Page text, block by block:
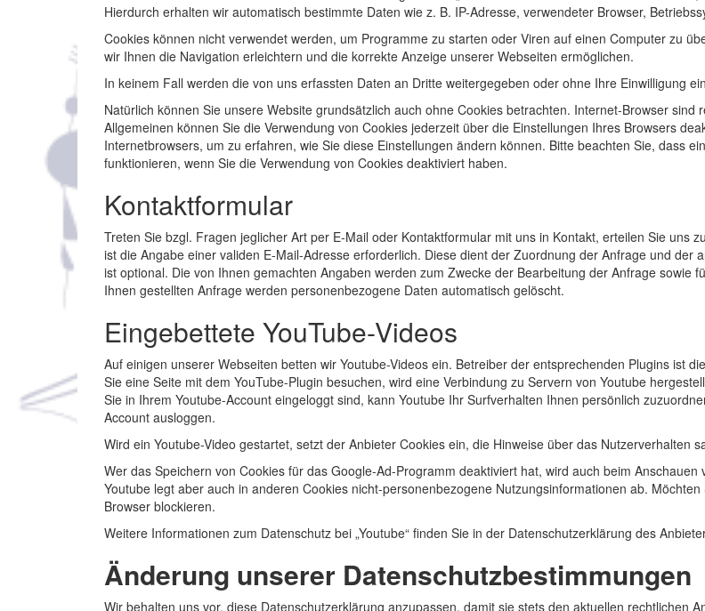
Hierdurch erhalten wir automatisch bestimmte Daten wie z. B. IP-Adresse, verwendeter Browser,
Cookies können nicht verwendet werden, um Programme zu starten oder Viren auf einen Computer zu
wir Ihnen die Navigation erleichtern und die korrekte Anzeige unserer Webseiten ermöglichen.
In keinem Fall werden die von uns erfassten Daten an Dritte weitergegeben oder ohne Ihre Einwilligung
Natürlich können Sie unsere Website grundsätzlich auch ohne Cookies betrachten. Internet-Browser
Allgemeinen können Sie die Verwendung von Cookies jederzeit über die Einstellungen Ihres Browsers
Internetbrowsers, um zu erfahren, wie Sie diese Einstellungen ändern können. Bitte beachten Sie, dass
funktionieren, wenn Sie die Verwendung von Cookies deaktiviert haben.
Kontaktformular
Treten Sie bzgl. Fragen jeglicher Art per E-Mail oder Kontaktformular mit uns in Kontakt, erteilen Sie uns
ist die Angabe einer validen E-Mail-Adresse erforderlich. Diese dient der Zuordnung der Anfrage und
ist optional. Die von Ihnen gemachten Angaben werden zum Zwecke der Bearbeitung der Anfrage sowie
Ihnen gestellten Anfrage werden personenbezogene Daten automatisch gelöscht.
Eingebettete YouTube-Videos
Auf einigen unserer Webseiten betten wir Youtube-Videos ein. Betreiber der entsprechenden Plugins ist
Sie eine Seite mit dem YouTube-Plugin besuchen, wird eine Verbindung zu Servern von Youtube
Sie in Ihrem Youtube-Account eingeloggt sind, kann Youtube Ihr Surfverhalten Ihnen persönlich
Account ausloggen.
Wird ein Youtube-Video gestartet, setzt der Anbieter Cookies ein, die Hinweise über das Nutzerverhalten
Wer das Speichern von Cookies für das Google-Ad-Programm deaktiviert hat, wird auch beim
Youtube legt aber auch in anderen Cookies nicht-personenbezogene Nutzungsinformationen ab.
Browser blockieren.
Weitere Informationen zum Datenschutz bei „Youtube“ finden Sie in der Datenschutzerklärung des
Änderung unserer Datenschutzbestimmungen
Wir behalten uns vor, diese Datenschutzerklärung anzupassen, damit sie stets den aktuellen rechtlichen